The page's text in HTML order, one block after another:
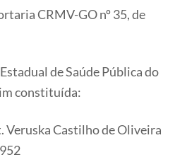
CRMV-GO nº 35, de
de Saúde Pública do
constituída:
Veruska Castilho de Oliveira